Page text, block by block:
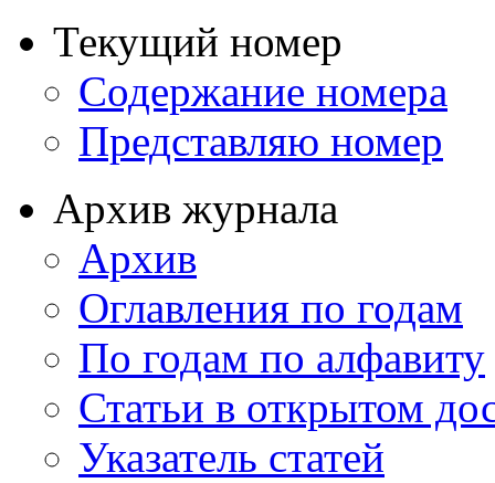
Текущий номер
Содержание номера
Представляю номер
Архив журнала
Архив
Оглавления по годам
По годам по алфавиту
Статьи в открытом
Указатель статей